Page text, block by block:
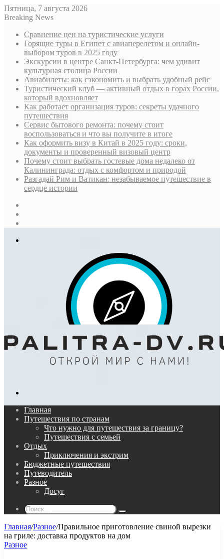
Пятница, 7 августа 2026
Breaking News
Сравнение цен на туристические услуги
Горящие туры в Египет с авиаперелетом и онлайн-
выбором туров в 2025 году
Экскурсии в центре Санкт-Петербурга: чем удивит
культурная столица России
Авиабилеты: как сэкономить и выбрать удобный рейс
Туристический клуб — активный отдых в горах России,
который вдохновляет
Как работает организация туров: секреты удачного
путешествия
Сервис бытового ремонта: почему стоит
воспользоваться и что вы получите в итоге
Как оформить визу в Китай в 2025 году: сроки,
документы и проверенный визовый центр
Почему стоит выбрать гостевые дома недалеко от
Калининграда: отдых с комфортом и природой
Разгадай Рим и Ватикан: незабываемое путешествие в
сердце истории
Главная
Путешествия по странам
Что нужно для путешествия за границу?
Путешествия с семьей
Отдых
Приключения и экстрим
Бюджетные путешествия
Путеводитель
Разное
Досуг
Поиск...
Главная/Разное/Правильное приготовление свиной вырезки
на гриле: доставка продуктов на дом
Разное